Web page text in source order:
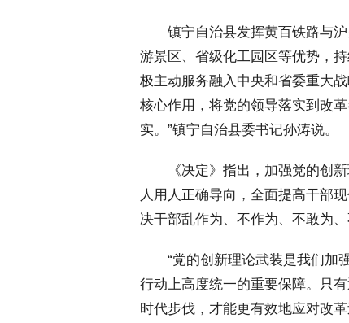
镇宁自治县发挥黄百铁路与沪
游景区、省级化工园区等优势，
极主动服务融入中央和省委重大
核心作用，将党的领导落实到改
实。”镇宁自治县委书记孙涛说。
《决定》指出，加强党的创新
人用人正确导向，全面提高干部
决干部乱作为、不作为、不敢为、
“党的创新理论武装是我们加强
行动上高度统一的重要保障。只
时代步伐，才能更有效地应对改